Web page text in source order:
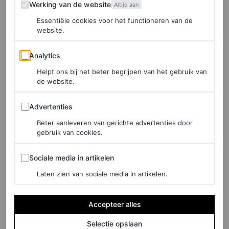
Dit zijn 5 trends rondom
sandalen om in te
EMMA SPEDDING
najaar je kledingstijl zullen
beïnvloeden
TRENDS
Carrie Bradshaw-hakken
waren overal tijdens
Werking van de website Altijd aan
Essentiële cookies voor het functioneren van de
website.
Analytics
Analytics
Helpt ons bij het beter begrijpen van het gebruik van
de website.
Advertenties
Advertenties
Beter aanleveren van gerichte advertenties door
gebruik van cookies.
Sociale media in artikelen
Sociale media in artikelen
Laten zien van sociale media in artikelen.
Accepteer alles
Selectie opslaan